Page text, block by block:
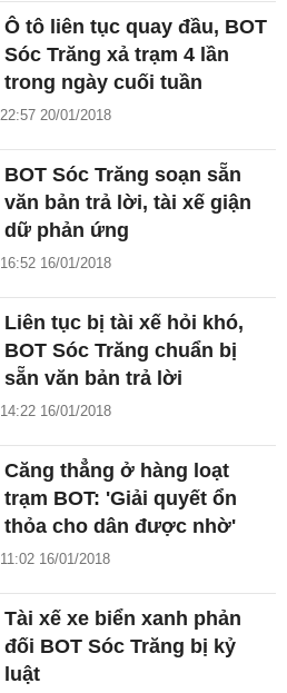
Ô tô liên tục quay đầu, BOT
Sóc Trăng xả trạm 4 lần
trong ngày cuối tuần
22:57 20/01/2018
BOT Sóc Trăng soạn sẵn
văn bản trả lời, tài xế giận
dữ phản ứng
16:52 16/01/2018
Liên tục bị tài xế hỏi khó,
BOT Sóc Trăng chuẩn bị
sẵn văn bản trả lời
14:22 16/01/2018
Căng thẳng ở hàng loạt
trạm BOT: 'Giải quyết ổn
thỏa cho dân được nhờ'
11:02 16/01/2018
Tài xế xe biển xanh phản
đối BOT Sóc Trăng bị kỷ
luật